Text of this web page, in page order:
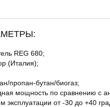
REG 680;
(Италия);
пропан-бутан/биогаз;
мощность по сравнению с
эксплуатации от -30 до +40